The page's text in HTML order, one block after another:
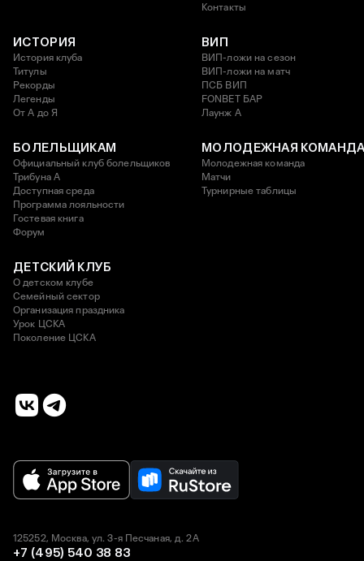
Контакты
ИСТОРИЯ
История клуба
Титулы
Рекорды
Легенды
От А до Я
ВИП
ВИП-ложи на сезон
ВИП-ложи на матч
ПСБ ВИП
FONBET БАР
Лаунж A
БОЛЕЛЬЩИКАМ
Официальный клуб болельщиков
Трибуна А
Доступная среда
Программа лояльности
Гостевая книга
Форум
МОЛОДЕЖНАЯ
Молодежная команда
Матчи
Турнирные таблицы
ДЕТСКИЙ КЛУБ
О детском клубе
Семейный сектор
Организация праздника
Урок ЦСКА
Поколение ЦСКА
125252, Москва, ул. 3-я Песчаная, д. 2А
+7 (495) 540 38 83